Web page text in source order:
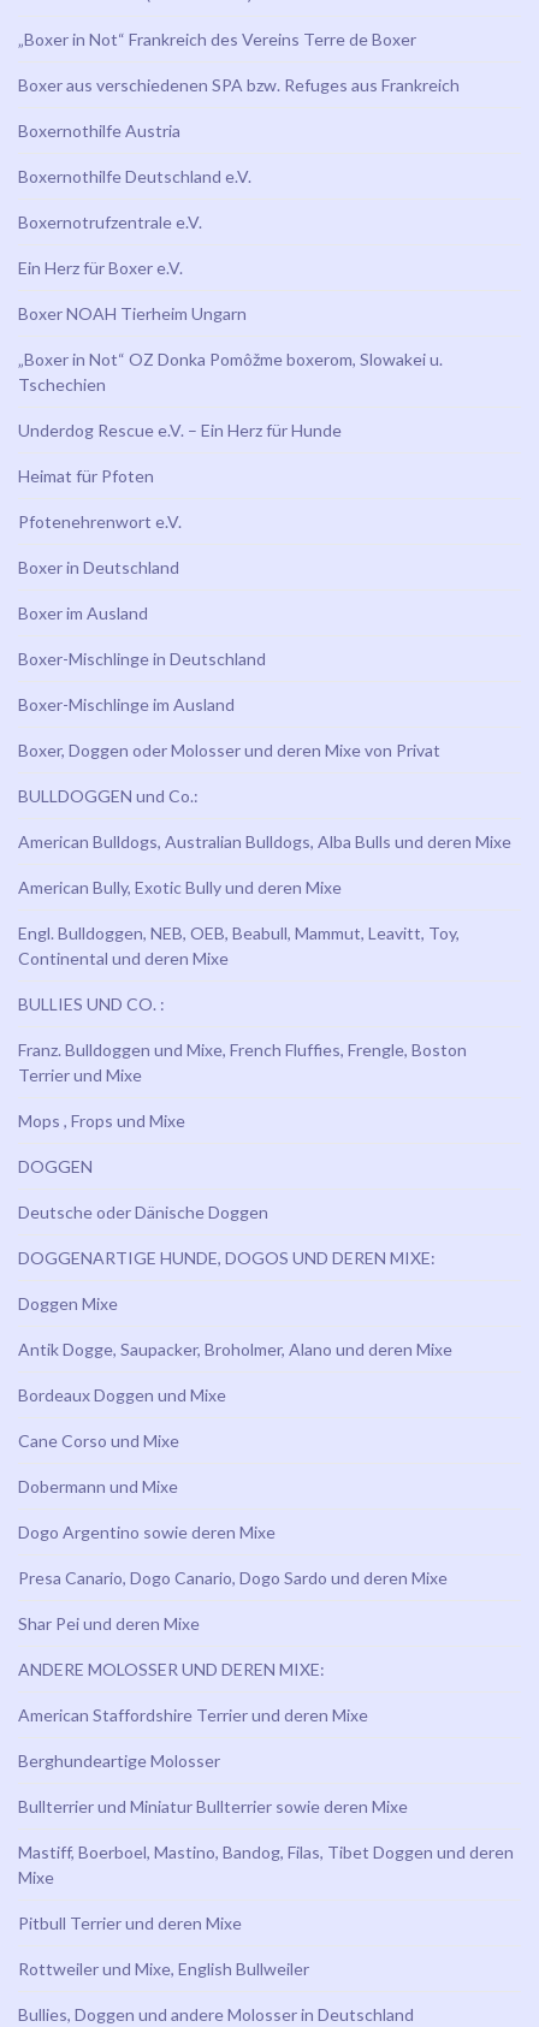
„Boxer in Not“ Frankreich des Vereins Terre de Boxer
Boxer aus verschiedenen SPA bzw. Refuges aus Frankreich
Boxernothilfe Austria
Boxernothilfe Deutschland e.V.
Boxernotrufzentrale e.V.
Ein Herz für Boxer e.V.
Boxer NOAH Tierheim Ungarn
„Boxer in Not“ OZ Donka Pomôžme boxerom, Slowakei u.
Tschechien
Underdog Rescue e.V. – Ein Herz für Hunde
Heimat für Pfoten
Pfotenehrenwort e.V.
Boxer in Deutschland
Boxer im Ausland
Boxer-Mischlinge in Deutschland
Boxer-Mischlinge im Ausland
Boxer, Doggen oder Molosser und deren Mixe von Privat
BULLDOGGEN und Co.:
American Bulldogs, Australian Bulldogs, Alba Bulls und deren Mixe
American Bully, Exotic Bully und deren Mixe
Engl. Bulldoggen, NEB, OEB, Beabull, Mammut, Leavitt, Toy,
Continental und deren Mixe
BULLIES UND CO. :
Franz. Bulldoggen und Mixe, French Fluffies, Frengle, Boston
Terrier und Mixe
Mops , Frops und Mixe
DOGGEN
Deutsche oder Dänische Doggen
DOGGENARTIGE HUNDE, DOGOS UND DEREN MIXE:
Doggen Mixe
Antik Dogge, Saupacker, Broholmer, Alano und deren Mixe
Bordeaux Doggen und Mixe
Cane Corso und Mixe
Dobermann und Mixe
Dogo Argentino sowie deren Mixe
Presa Canario, Dogo Canario, Dogo Sardo und deren Mixe
Shar Pei und deren Mixe
ANDERE MOLOSSER UND DEREN MIXE:
American Staffordshire Terrier und deren Mixe
Berghundeartige Molosser
Bullterrier und Miniatur Bullterrier sowie deren Mixe
Mastiff, Boerboel, Mastino, Bandog, Filas, Tibet Doggen und deren
Mixe
Pitbull Terrier und deren Mixe
Rottweiler und Mixe, English Bullweiler
Bullies, Doggen und andere Molosser in Deutschland